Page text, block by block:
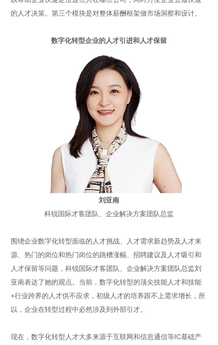
的人才决策。第三个模块是对整体薪酬框架做市场洞察和设计。
数字化转型企业的人才引进和人才保留
刘亚南
科锐国际才客团队、企业解决方案团队总监
围绕企业数字化转型面临的人才挑战、人才需求新趋势及人才来
源、热门的岗位和热门岗位的跳槽涨幅、招聘建议及人才吸引和
人才保留等问题，科锐国际才客团队、企业解决方案团队总监刘
亚南表达了她的观点。当前，数字化转型的顶尖技能人才和技能
+行业跨界的人才供不应求，初级人才的培养跟不上需求增长，所
以，企业在转型过程中必然涉及到外部引才。
现在，数字化转型人才大多来源于互联网和信息通信等IC基础产